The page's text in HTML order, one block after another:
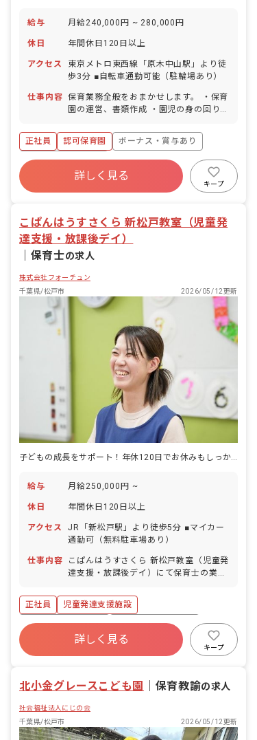
給与 月給240,000円 ~ 280,000円
休日 年間休日120日以上
アクセス
東京メトロ東西線「原木中山駅」より徒
歩3分 ■自転車通勤可能（駐輪場あり）
仕事内容 保育業務全般をおまかせします。 ・保育
園の運営、書類作成 ・園児の身の回りの
てもらう ・園児と遊ぶことで健やかな成
長を手助けする など、子どもを健康・安
全に預かり、子どもの成長の手助けをす
るお仕事です。
正社員 認可保育園
ボーナス・賞与あり
年間休日120日以上
寮・住宅・家賃補助あり
社会保険完備
昇給昇進あり
詳しく見る
キープ
こぱんはうすさくら 新松戸教室（児童発
達支援・放課後デイ）
保育士の求人
株式会社フォーチュン
千葉県/松戸市
2026/05/12更新
子どもの成長をサポート！年休120日でお休みもしっかり確保
給与 月給250,000円 ~
休日 年間休日120日以上
アクセス
JR「新松戸駅」より徒歩5分 ■マイカー
通勤可（無料駐車場あり）
仕事内容
こぱんはうすさくら 新松戸教室（児童発
達支援・放課後デイ）にて保育士の業務
集団活動の直接支援業務 ・書類作成、送
迎、保護者対応 ・療育に関わる一切の業
務
正社員
児童発達支援施設
ボーナス・賞与あり
年間休日120日以上
社会保険完備
有給
福利厚生充実
詳しく見る
キープ
北小金グレースこども園 保育教諭の求人
社会福祉法人にじの会
千葉県/松戸市
2026/05/12更新